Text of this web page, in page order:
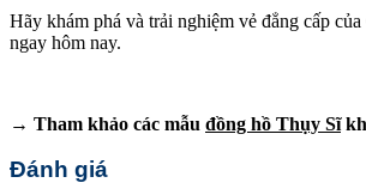
Hãy khám phá và trải nghiệm vẻ đẳng cấp
ngay hôm nay.
→ Tham khảo các mẫu đồng hồ Thụy Sĩ
Đánh giá